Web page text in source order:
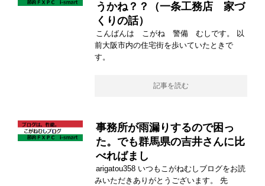
うかね？？（一条工務店 家づ
くりの話）
こんばんは こがね 警備 むしです。 以
前大阪市内の住宅街を歩いていたときで
す。
記事を読む
事務所が雨漏りするので困っ
た。でも群馬県の吉井さんに比
べればまし
arigatou358 いつもこがねむしブログをお読
みいただきありがとうございます。 先